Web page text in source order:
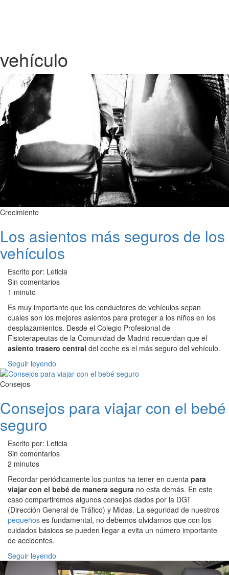
vehículo
Crecimiento
Los asientos más seguros de los
vehículos
Escrito por: Leticia
Sin comentarios
1 minuto
Es muy importante que los conductores de vehículos sepan
cuales son los mejores asientos para proteger a los niños en los
desplazamientos. Desde el Colegio Profesional de
Fisioterapeutas de la Comunidad de Madrid recuerdan que el
asiento trasero central del coche es el más seguro del vehículo.
Seguir leyendo
Consejos
Consejos para viajar con el bebé
seguro
Escrito por: Leticia
Sin comentarios
2 minutos
Recordar periódicamente los puntos ha tener en cuenta para
viajar con el bebé de manera segura no esta demás. En este
caso compartiremos algunos consejos dados por la DGT
(Dirección General de Tráfico) y Midas. La seguridad de nuestros
pequeños es fundamental, no debemos olvidarnos que con los
cuidados básicos se pueden llegar a evita un número importante
de accidentes.
Seguir leyendo